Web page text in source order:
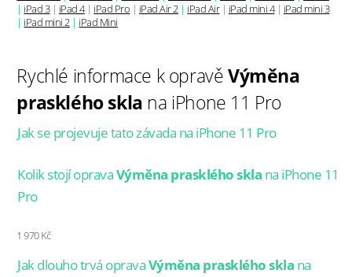
| iPad 3| iPad 4| iPad Pro | iPad Air 2| iPad Air| iPad mini 4| iPad mini 3
| iPad mini 2| iPad Mini
Rychlé informace k opravěVýměna
prasklého skla na iPhone 11 Pro
Jak se projevuje tato závada na iPhone 11 Pro
Kolik stojí opravaVýměna prasklého skla na iPhone 11
Pro
1 970 Kč
Jak dlouho trvá opravaVýměna prasklého skla na